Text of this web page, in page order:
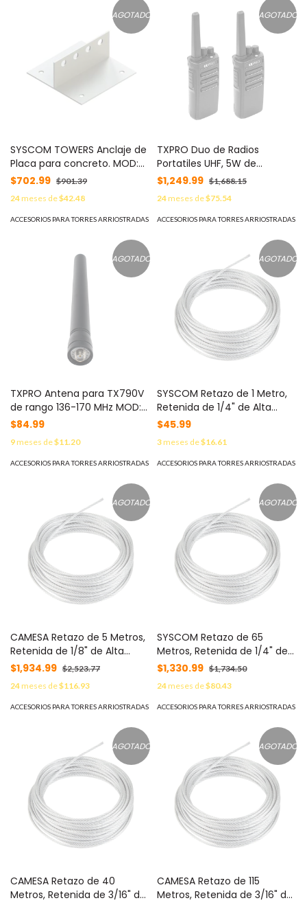
AGOTADO
SYSCOM TOWERS Anclaje de
Placa para concreto. MOD:
SLM-AN
$702.99 $901.39
24meses de$42.48
ACCESORIOS PARA TORRES ARRIOSTRADAS
AGOTADO
TXPRO Duo de Radios
Portatiles UHF, 5W de
Potencia, Scrambler de Voz,
Alta Cobertura, 400-470
MHZ MOD: TX600DUO
$1,249.99 $1,688.15
24meses de$75.54
ACCESORIOS PARA TORRES ARRIOSTRADAS
AGOTADO
TXPRO Antena para TX790V
de rango 136-170 MHz MOD:
TX790VANT
$84.99
9meses de$11.20
ACCESORIOS PARA TORRES ARRIOSTRADAS
AGOTADO
SYSCOM Retazo de 1 Metro,
Retenida de 1/4" de Alta
Resistencia, Galvanizado
clase A. MOD: S-RET-
635*1MTS
$45.99
3meses de$16.61
ACCESORIOS PARA TORRES ARRIOSTRADAS
AGOTADO
CAMESA Retazo de 5 Metros,
Retenida de 1/8" de Alta
Resistencia, Galvanizado
clase A. MOD: S-RET-
318CAM*5MTS
$1,934.99 $2,523.77
24meses de$116.93
ACCESORIOS PARA TORRES ARRIOSTRADAS
AGOTADO
SYSCOM Retazo de 65
Metros, Retenida de 1/4" de
Alta Resistencia, Galvanizado
clase A. MOD:
SRET635*65MTS
$1,330.99 $1,734.50
24meses de$80.43
ACCESORIOS PARA TORRES ARRIOSTRADAS
AGOTADO
CAMESA Retazo de 40
Metros, Retenida de 3/16" de
AGOTADO
CAMESA Retazo de 115
Metros, Retenida de 3/16" de